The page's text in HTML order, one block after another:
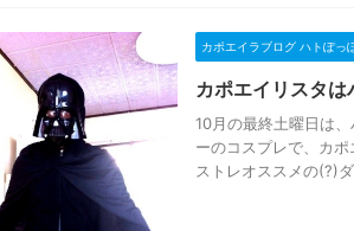
カポエイラブログ ハトぽっ
カポエイリスタ
10月の最終土曜日は
ーのコスプレで、カ
ストレオススメの(?)